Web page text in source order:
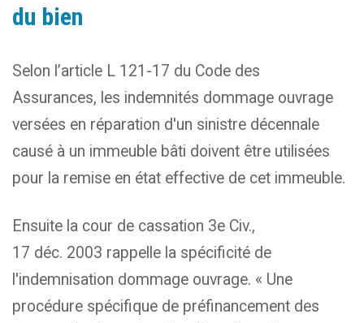
du bien
Selon l’article L 121-17 du Code des
Assurances, les indemnités dommage ouvrage
versées en réparation d'un sinistre décennale
causé à un immeuble bâti doivent être utilisées
pour la remise en état effective de cet immeuble.
Ensuite la cour de cassation 3e Civ.,
17 déc. 2003 rappelle la spécificité de
l'indemnisation dommage ouvrage. « Une
procédure spécifique de préfinancement des